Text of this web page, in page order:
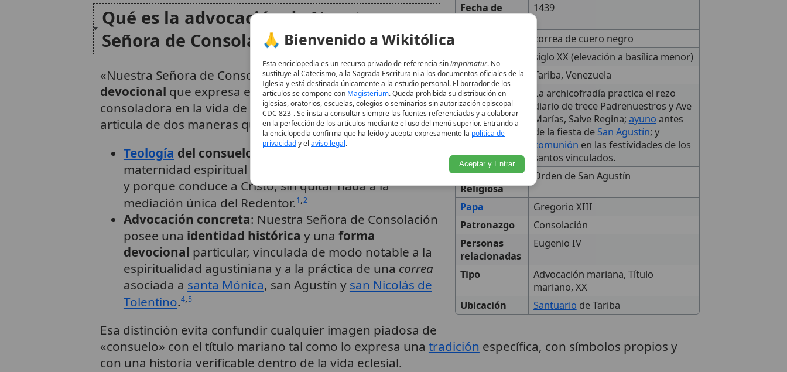
Fecha de
1439
correa de cuero negro
siglo XX (elevación a basílica menor)
Lugar
Tariba, Venezuela
Observacion
es
La archicofradía practica el rezo
diario de trece Padrenuestros y Ave
Marías, Salve Regina; ayuno antes
de la fiesta de San Agustín; y
comunión en las festividades de los
santos vinculados.
Orden
Religiosa
Orden de San Agustín
Papa
Gregorio XIII
Patronazgo
Consolación
Personas
relacionadas
Eugenio IV
Tipo
Advocación mariana, Título
mariano, XX
Ubicación
Santuario de Tariba
Qué es la advocación de Nuestra
Señora de Consolación
«Nuestra Señora de Consolación» funciona como untítulo
devocional que expresa el papel de María como
consoladora en la vida de la Iglesia. Esta advocación se
articula de dos maneras que conviene distinguir:
Teología del consuelo
: María consuela porque su
maternidad espiritual se ejerce mediante la intercesión
y porque conduce a Cristo, sin quitar nada a la
mediación única del Redentor.1,2
Advocación concreta: Nuestra Señora de Consolación
posee una identidad histórica y una forma
devocional particular, vinculada de modo notable a la
espiritualidad agustiniana y a la práctica de una correa
asociada a santa Mónica, san Agustín y san Nicolás de
Tolentino.4,5
Esa distinción evita confundir cualquier imagen piadosa de
«consuelo» con el título mariano tal como lo expresa una tradición específica, con símbolos propios y
con una historia verificable dentro de la vida eclesial.
🙏 Bienvenido a Wikitólica
Esta enciclopedia es un recurso privado de referencia sinimprimatur. No
sustituye al Catecismo, a la Sagrada Escritura ni a los documentos oficiales de la
Iglesia y está destinada únicamente a la estudio personal. El borrador de los
artículos se compone con Magisterium. Queda prohibida su distribución en
iglesias, oratorios, escuelas, colegios o seminarios sin autorización episcopal -
CDC 823-. Se insta a consultar siempre las fuentes referenciadas y a colaborar
en la perfección de los artículos mediante el uso del menú superior. Entrando a
la enciclopedia confirma que ha leído y acepta expresamente la política de
privacidady el aviso legal.
Aceptar y Entrar